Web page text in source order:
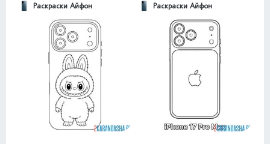
Раскраски Айфон Раскраски Айфон